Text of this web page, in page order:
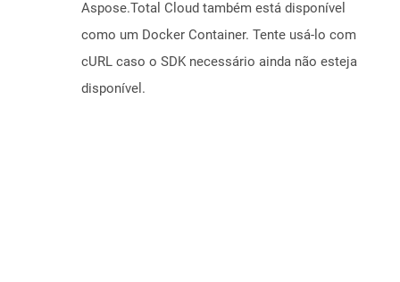
Aspose.Total Cloud também está disponível
como um Docker Container. Tente usá-lo com
cURL caso o SDK necessário ainda não esteja
disponível.